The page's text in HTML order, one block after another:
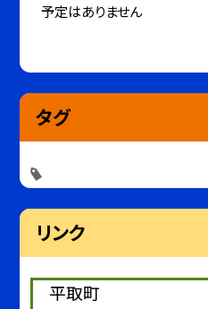
予定はありません
タグ
リンク
平取町